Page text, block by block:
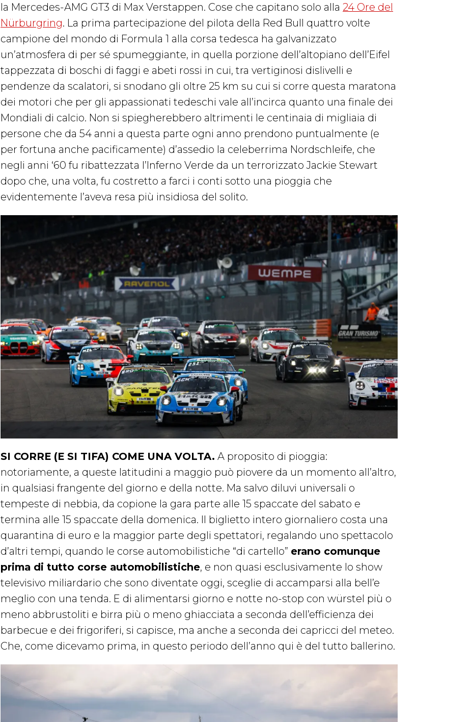
la Mercedes-AMG GT3 di Max Verstappen. Cose che capitano solo alla 24 Ore del
Nürburgring. La prima partecipazione del pilota della Red Bull quattro volte
campione del mondo di Formula 1 alla corsa tedesca ha galvanizzato
un’atmosfera di per sé spumeggiante, in quella porzione dell’altopiano dell’Eifel
tappezzata di boschi di faggi e abeti rossi in cui, tra vertiginosi dislivelli e
pendenze da scalatori, si snodano gli oltre 25 km su cui si corre questa maratona
dei motori che per gli appassionati tedeschi vale all’incirca quanto una finale dei
Mondiali di calcio. Non si spiegherebbero altrimenti le centinaia di migliaia di
persone che da 54 anni a questa parte ogni anno prendono puntualmente (e
per fortuna anche pacificamente) d’assedio la celeberrima Nordschleife, che
negli anni ‘60 fu ribattezzata l’Inferno Verde da un terrorizzato Jackie Stewart
dopo che, una volta, fu costretto a farci i conti sotto una pioggia che
evidentemente l’aveva resa più insidiosa del solito.
SI CORRE (E SI TIFA) COME UNA VOLTA. A proposito di pioggia:
notoriamente, a queste latitudini a maggio può piovere da un momento all’altro,
in qualsiasi frangente del giorno e della notte. Ma salvo diluvi universali o
tempeste di nebbia, da copione la gara parte alle 15 spaccate del sabato e
termina alle 15 spaccate della domenica. Il biglietto intero giornaliero costa una
quarantina di euro e la maggior parte degli spettatori, regalando uno spettacolo
d’altri tempi, quando le corse automobilistiche “di cartello” erano comunque
prima di tutto corse automobilistiche, e non quasi esclusivamente lo show
televisivo miliardario che sono diventate oggi, sceglie di accamparsi alla bell’e
meglio con una tenda. E di alimentarsi giorno e notte no-stop con würstel più o
meno abbrustoliti e birra più o meno ghiacciata a seconda dell’efficienza dei
barbecue e dei frigoriferi, si capisce, ma anche a seconda dei capricci del meteo.
Che, come dicevamo prima, in questo periodo dell’anno qui è del tutto ballerino.